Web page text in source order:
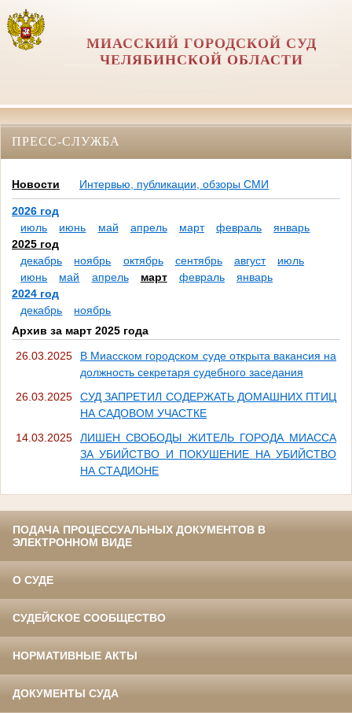
МИАССКИЙ ГОРОДСКОЙ СУД
ЧЕЛЯБИНСКОЙ ОБЛАСТИ
ПРЕСС-СЛУЖБА
Новости Интервью, публикации, обзоры СМИ
2026 год
июль
июнь май апрель март февраль
январь
2025 год
декабрь
ноябрь октябрь сентябрь август
июль
июнь
май апрель март февраль
январь
2024 год
декабрь
ноябрь
Архив за март 2025 года
26.03.2025
В Миасском городском суде открыта вакансия на
должность секретаря судебного заседания
26.03.2025
СУД ЗАПРЕТИЛ СОДЕРЖАТЬ ДОМАШНИХ ПТИЦ
НА САДОВОМ УЧАСТКЕ
14.03.2025
ЛИШЕН СВОБОДЫ ЖИТЕЛЬ ГОРОДА МИАССА
ЗА УБИЙСТВО И ПОКУШЕНИЕ НА УБИЙСТВО
НА СТАДИОНЕ
ПОДАЧА ПРОЦЕССУАЛЬНЫХ ДОКУМЕНТОВ В
ЭЛЕКТРОННОМ ВИДЕ
О СУДЕ
СУДЕЙСКОЕ СООБЩЕСТВО
НОРМАТИВНЫЕ АКТЫ
ДОКУМЕНТЫ СУДА